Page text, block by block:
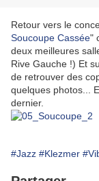
Retour vers le
Soucoupe Cassée"
deux meilleures
Rive Gauche !) Et
de retrouver des
quelques photos...
dernier.
#Jazz #Klezmer